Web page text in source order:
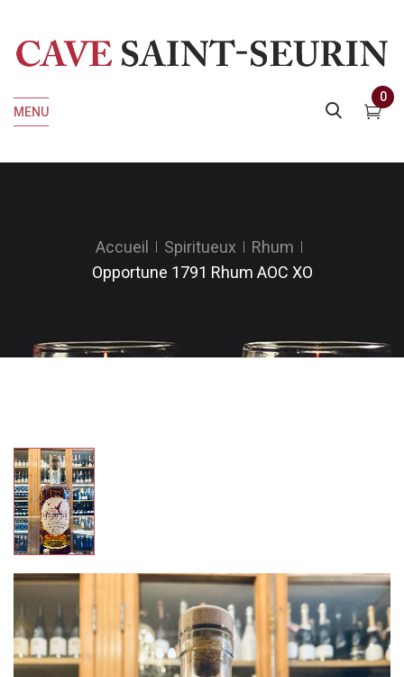
MENU
0
Accueil Spiritueux
Rhum
Opportune 1791 Rhum AOC XO